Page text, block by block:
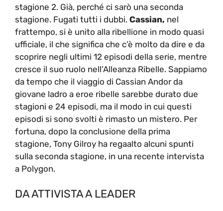
stagione 2. Già, perché ci sarò una seconda
stagione. Fugati tutti i dubbi. Cassian, nel
frattempo, si è unito alla ribellione in modo quasi
ufficiale, il che significa che c’è molto da dire e da
scoprire negli ultimi 12 episodi della serie, mentre
cresce il suo ruolo nell’Alleanza Ribelle. Sappiamo
da tempo che il viaggio di Cassian Andor da
giovane ladro a eroe ribelle sarebbe durato due
stagioni e 24 episodi, ma il modo in cui questi
episodi si sono svolti è rimasto un mistero. Per
fortuna, dopo la conclusione della prima
stagione, Tony Gilroy ha regaalto alcuni spunti
sulla seconda stagione, in una recente intervista
a Polygon.
DA ATTIVISTA A LEADER